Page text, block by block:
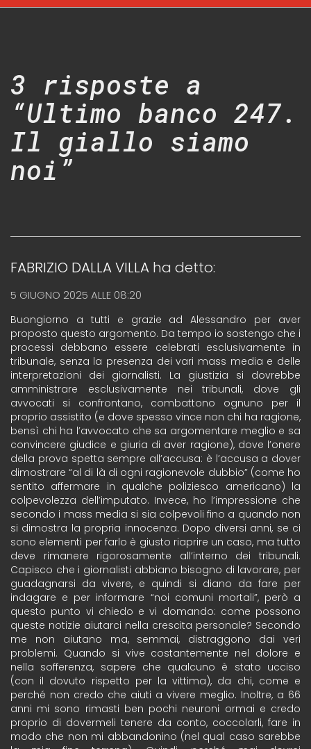
3 risposte a
“Ultimo banco 247.
Il giallo siamo
noi”
FABRIZIO DALLA VILLA ha detto:
5 GIUGNO 2025 ALLE 08:20
Buongiorno a tutti e grazie ad Alessandro per aver
proposto questo argomento. Da tempo io sostengo che i
processi debbano essere celebrati esclusivamente in
tribunale, senza la presenza dei vari mass media e delle
interpretazioni dei giornalisti. La giustizia si dovrebbe
amministrare esclusivamente nei tribunali, dove gli
avvocati si confrontano, combattono ognuno per il
proprio assistito (e dove spesso vince non chi ha ragione,
bensì chi ha l’avvocato che sa argomentare meglio e sa
convincere giudice e giuria di aver ragione), dove l’onere
della prova spetta sempre all’accusa: è l’accusa a dover
dimostrare “al di là di ogni ragionevole dubbio” (come ho
sentito affermare in qualche poliziesco americano) la
colpevolezza dell’imputato. Invece, ho l’impressione che
secondo i mass media si sia colpevoli fino a quando non
si dimostra la propria innocenza. Dopo diversi anni, se ci
sono elementi per farlo è giusto riaprire un caso, ma tutto
deve rimanere rigorosamente all’interno dei tribunali.
Capisco che i giornalisti abbiano bisogno di lavorare, per
guadagnarsi da vivere, e quindi si diano da fare per
indagare e per informare “noi comuni mortali”, però a
questo punto vi chiedo e vi domando: come possono
queste notizie aiutarci nella crescita personale? Secondo
me non aiutano ma, semmai, distraggono dai veri
problemi. Quando si vive costantemente nel dolore e
nella sofferenza, sapere che qualcuno è stato ucciso
(con il dovuto rispetto per la vittima), da chi, come e
perché non credo che aiuti a vivere meglio. Inoltre, a 66
anni mi sono rimasti ben pochi neuroni ormai e credo
proprio di dovermeli tenere da conto, coccolarli, fare in
modo che non mi abbandonino (nel qual caso sarebbe